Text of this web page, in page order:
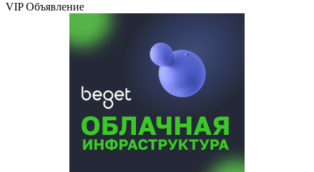
VIP Объявление